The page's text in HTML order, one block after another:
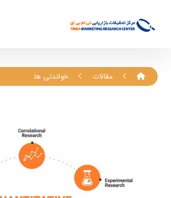
مقالات خواندنی ها